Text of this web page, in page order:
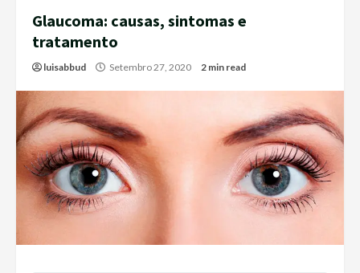
Glaucoma: causas, sintomas e
tratamento
luisabbud Setembro 27, 2020 2 min read